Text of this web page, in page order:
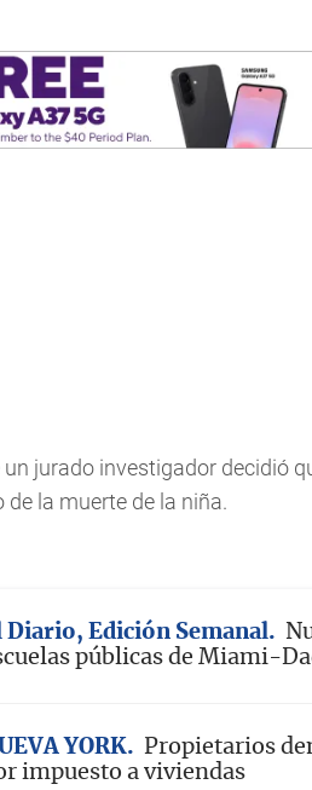
jurado investigador decidió
la muerte de la niña.
Diario, Edición Semanal
públicas de Miami-
YORK
Propietarios
impuesto a viviendas